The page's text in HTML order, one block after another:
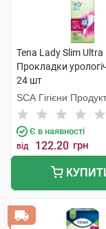
Tena Lady Slim
Прокладки
24 шт
SCA Гігієни
Є в наявності
від 122.20 грн